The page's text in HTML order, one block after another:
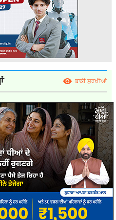
ਬਾਕੀ ਸੁਰਖੀਆਂ